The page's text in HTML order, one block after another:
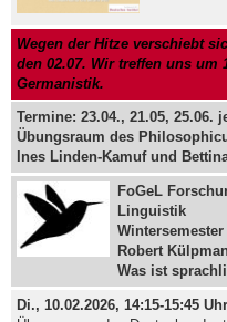
Wegen der Hitze verschiebt
den 02.07. Wir treffen uns um
Germanistik.
Termine: 23.04., 21.05, 25.06.
Übungsraum des
Ines Linden-Kamuf und
FoGeL
Linguistik
Wintersemester
Robert
Was ist
Di., 10.02.2026, 14:15-15:45